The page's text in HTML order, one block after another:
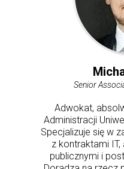
Adwokat,
Administracji
Specjalizuje się w
z kontraktami
publicznymi i
Senior